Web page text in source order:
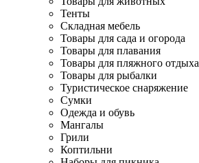
Тенты
Складная мебель
Товары для сада и огорода
Товары для плавания
Товары для пляжного отдыха
Товары для рыбалки
Туристическое снаряжение
Сумки
Одежда и обувь
Мангалы
Грили
Коптильни